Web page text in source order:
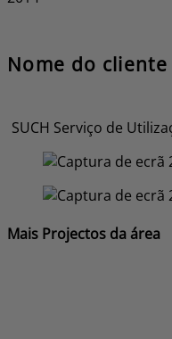
Nome do cliente
SUCH Serviço de
Mais Projectos da área